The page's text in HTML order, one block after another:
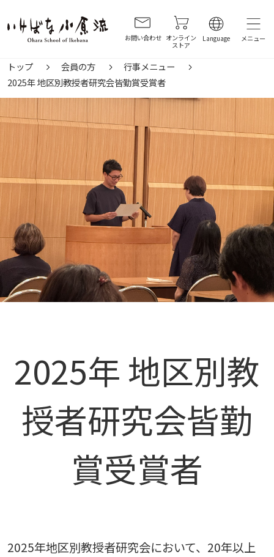
お問い合わせ オンライン
ストア
Language
トップ 会員の方
行事メニュー
2025年 地区別教授者研究会皆勤賞受賞者
2025年 地区別教
授者研究会皆勤
賞受賞者
2025年地区別教授者研究会において、20年以上